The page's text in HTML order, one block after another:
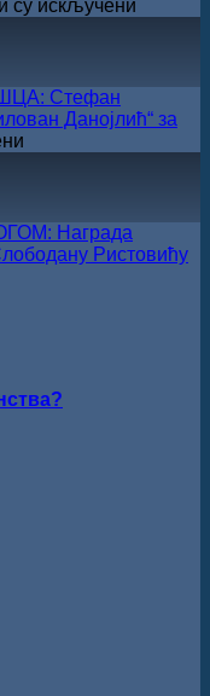
су искључени
свечано
Награде
Стефан
Данојлић“ за
ВРШЦА:
Стефан
Кирилов
поезију
Награда
Ристовићу